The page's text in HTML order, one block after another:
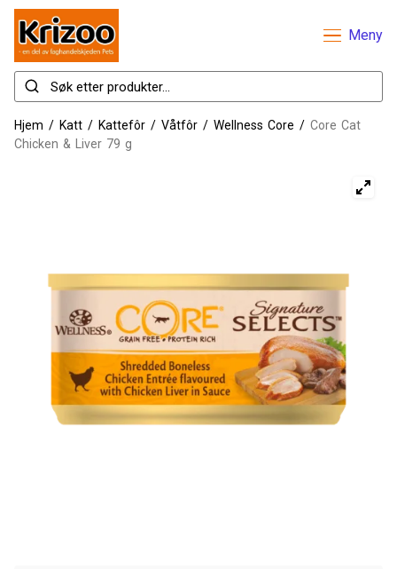
Meny
Hjem / Katt / Kattefôr / Våtfôr / Wellness Core / Core Cat
Chicken & Liver 79 g